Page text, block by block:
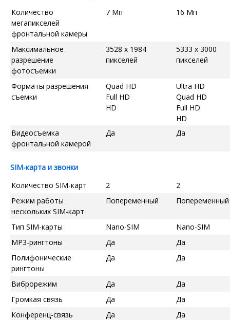
Количество
мегапикселей
фронтальной камеры
7 Мп 16 Мп
Максимальное
разрешение
фотосъемки
3528 x 1984
пикселей
5333 x 3000
пикселей
Форматы разрешения
съемки
Quad HD
Full HD
HD
Ultra HD
Quad HD
Full HD
HD
Видеосъемка
фронтальной камерой
Да Да
SIM-карта и звонки
Количество SIM-карт
2
2
Режим работы
нескольких SIM-карт
Попеременный Попеременный
Тип SIM-карты Nano-SIM
Nano-SIM
MP3-рингтоны
Да
Да
Полифонические
рингтоны
Да Да
Виброрежим Да
Да
Громкая связь
Да
Да
Конференц-связь
Да
Да